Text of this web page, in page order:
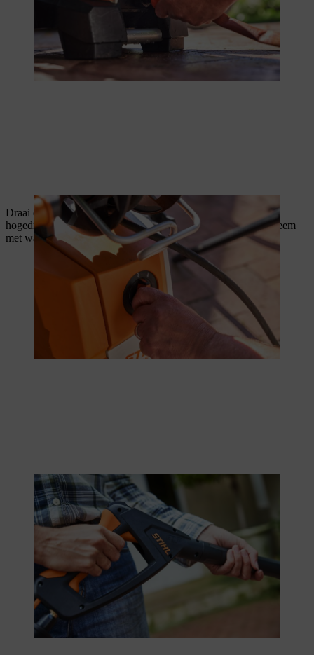
Draai de kraan open en druk het spuitpistool in wanneer de
hogedrukreiniger is uitgeschakeld. Zo vul je het hogedruksysteem
met water en maak je deze klaar voor gebruik.